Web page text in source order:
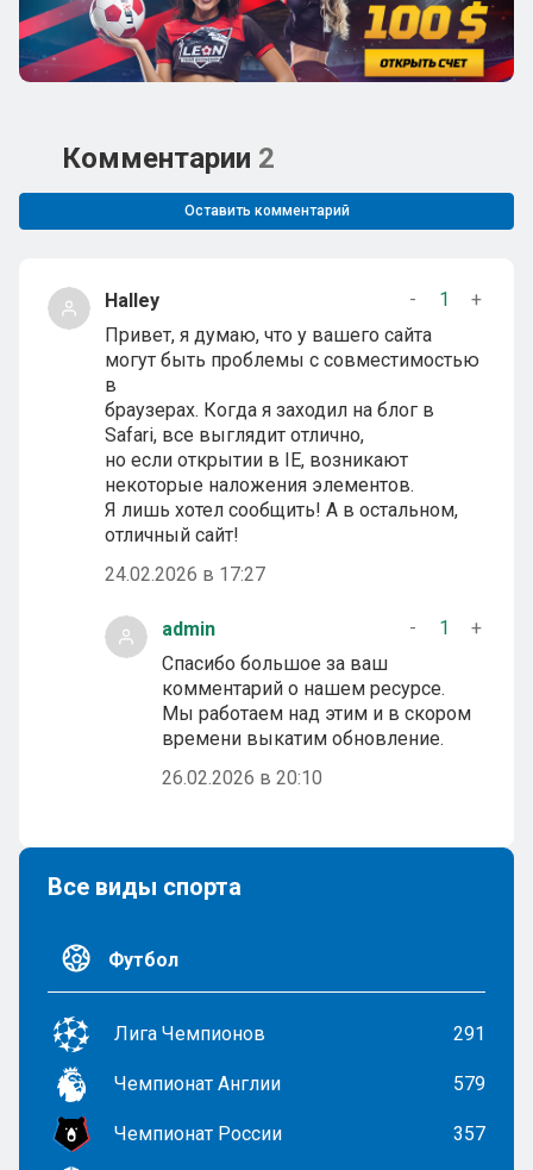
Комментарии 2
Оставить комментарий
Halley - 1
+
Привет, я думаю, что у вашего сайта
могут быть проблемы с совместимостью
в
браузерах. Когда я заходил на блог в
Safari, все выглядит отлично,
но если открытии в IE, возникают
некоторые наложения элементов.
Я лишь хотел сообщить! А в остальном,
отличный сайт!
24.02.2026 в 17:27
admin - 1
+
Спасибо большое за ваш
комментарий о нашем ресурсе.
Мы работаем над этим и в скором
времени выкатим обновление.
26.02.2026 в 20:10
Все виды спорта
Футбол
Лига Чемпионов 291
Чемпионат Англии 579
Чемпионат России 357